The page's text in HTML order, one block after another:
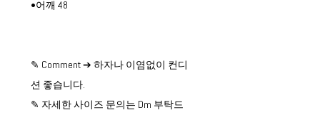
•어깨 48
✎ Comment ➔ 하자나 이염없이 컨디
션 좋습니다.
✎ 자세한 사이즈 문의는 Dm 부탁드